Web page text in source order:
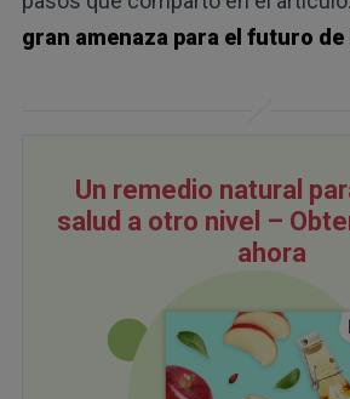
gran amenaza para el futuro
Un remedio natural
salud a otro nivel –
ahora